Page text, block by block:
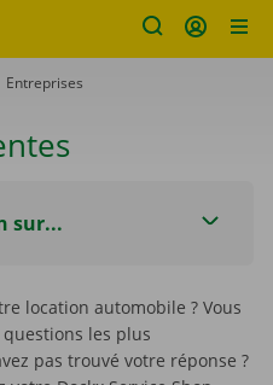
to
Entreprises
sur...
location automobile ? Vous
les plus
pas trouvé votre réponse ?